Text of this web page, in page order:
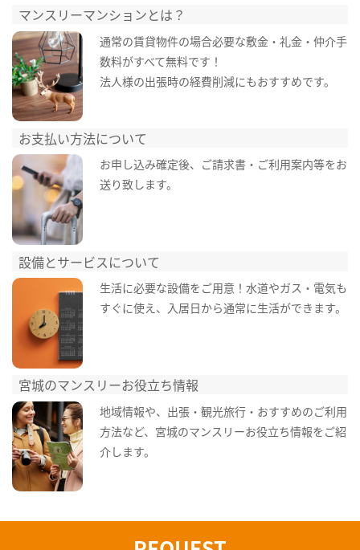
マンスリーマンションとは？
通常の賃貸物件の場合必要な敷金・礼金・仲介手
数料がすべて無料です！
法人様の出張時の経費削減にもおすすめです。
お支払い方法について
お申し込み確定後、ご請求書・ご利用案内等をお
送り致します。
設備とサービスについて
生活に必要な設備をご用意！水道やガス・電気も
すぐに使え、入居日から通常に生活ができます。
宮城のマンスリーお役立ち情報
地域情報や、出張・観光旅行・おすすめのご利用
方法など、宮城のマンスリーお役立ち情報をご紹
介します。